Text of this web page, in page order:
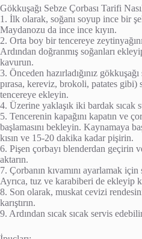
Gökkuşağı Sebze Çorbası Tarifi
1. İlk olarak, soğanı soyup ince bir
Maydanozu da ince ince kıyın.
2. Orta boy bir tencereye
Ardından doğranmış soğanları
kavurun.
3. Önceden hazırladığınız
pırasa, kereviz, brokoli, patates gibi)
tencereye ekleyin.
4. Üzerine yaklaşık iki bardak sıcak
5. Tencerenin kapağını kapatın ve
başlamasını bekleyin. Kaynamaya
kısın ve 15-20 dakika kadar pişirin.
6. Pişen çorbayı blenderdan geçirin
aktarın.
7. Çorbanın kıvamını ayarlamak
Ayrıca, tuz ve karabiberi de ekleyip
8. Son olarak, muskat cevizi
karıştırın.
9. Ardından sıcak sıcak servis